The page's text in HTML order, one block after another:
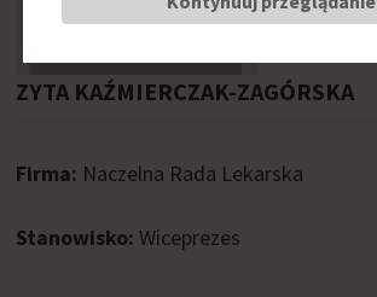
ZYTA KAŹMIERCZAK-ZAGÓRSKA
Firma: Naczelna Rada Lekarska
Stanowisko: Wiceprezes